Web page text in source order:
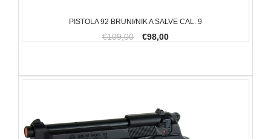
PISTOLA 92 BRUNI/NIK A SALVE CAL. 9
€109,00 €98,00